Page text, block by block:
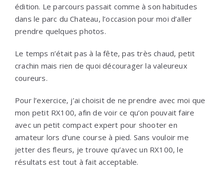
édition. Le parcours passait comme à son habitudes
dans le parc du Chateau, l’occasion pour moi d’aller
prendre quelques photos.
Le temps n’était pas à la fête, pas très chaud, petit
crachin mais rien de quoi décourager la valeureux
coureurs.
Pour l’exercice, j’ai choisit de ne prendre avec moi que
mon petit RX100, afin de voir ce qu’on pouvait faire
avec un petit compact expert pour shooter en
amateur lors d’une course à pied. Sans vouloir me
jetter des fleurs, je trouve qu’avec un RX100, le
résultats est tout à fait acceptable.